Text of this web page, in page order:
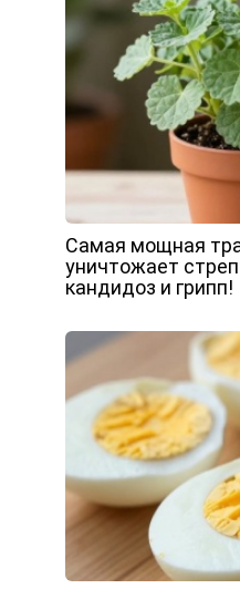
Самая мощная
уничтожает
кандидоз и грипп!